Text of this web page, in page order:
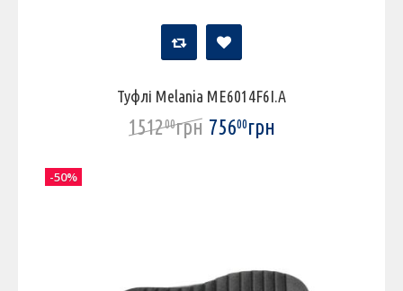
Туфлі Melania ME6014F6I.A
151200грн 75600грн
-50%